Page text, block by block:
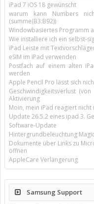
iPad 7 iOS 18 gewünscht
warum kann Numbers
(summe(B3:B92))
Windowbasiertes Programm
Wie installiere ich ein selbst-
iPad Leiste mit
eSIM im iPad verwenden
Postfach auf einem alten
werden
Apple Pencil Pro lässt sich
Geschwindigkeitsverlust
Aktivierung
Moin, mein iPad reagiert
Update 26.5.2 eines ipad 3.
Software-Update
Hintergrundbeleuchtung
Dokumente über Links zu
öffnen
AppleCare Verlängerung
Samsung Support